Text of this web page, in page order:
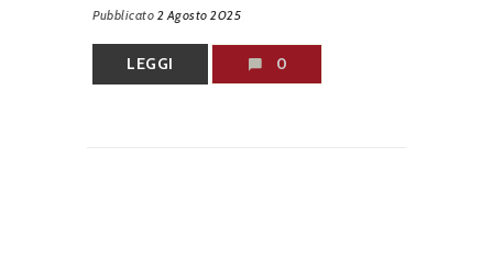
Pubblicato 2 Agosto 2025
LEGGI 0